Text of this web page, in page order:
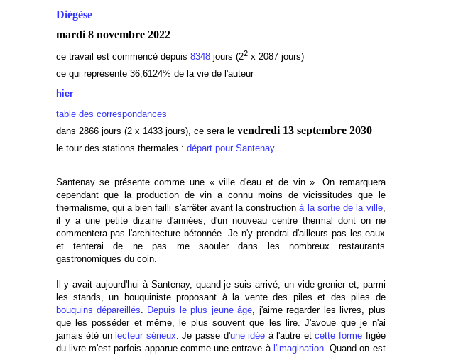
Diégèse
mardi 8 novembre 2022
ce travail est commencé depuis 8348jours (22x 2087 jours)
ce qui représente 36,6124% de la vie de l'auteur
hier
table des correspondances
dans 2866 jours (2 x 1433 jours), ce sera le vendredi 13 septembre 2030
le tour des stations thermales : départ pour Santenay
Santenay se présente comme une « ville d'eau et de vin ». On remarquera
cependant que la production de vin a connu moins de vicissitudes que le
thermalisme, qui a bien failli s'arrêter avant la constructionà la sortie de la ville,
il y a une petite dizaine d'années, d'un nouveau centre thermal dont on ne
commentera pas l'architecture bétonnée. Je n'y prendrai d'ailleurs pas les eaux
et tenterai de ne pas me saouler dans les nombreux restaurants
gastronomiques du coin.
Il y avait aujourd'hui à Santenay, quand je suis arrivé, un vide-grenier et, parmi
les stands, un bouquiniste proposant à la vente des piles et des piles de
bouquins dépareillés. Depuis le plus jeune âge, j'aime regarder les livres, plus
que les posséder et même, le plus souvent que les lire. J'avoue que je n'ai
jamais été un lecteur sérieux. Je passe d'une idée à l'autre etcette formefigée
du livre m'est parfois apparue comme une entrave à l'imagination. Quand on est